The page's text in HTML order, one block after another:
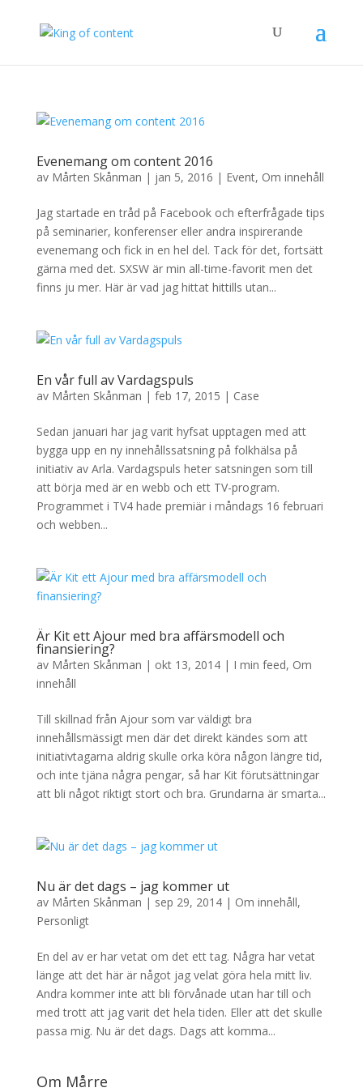
Evenemang om content 2016
av Mårten Skånman | jan 5, 2016 | Event, Om innehåll
Jag startade en tråd på Facebook och efterfrågade tips
på seminarier, konferenser eller andra inspirerande
evenemang och fick in en hel del. Tack för det, fortsätt
gärna med det. SXSW är min all-time-favorit men det
finns ju mer. Här är vad jag hittat hittills utan...
En vår full av Vardagspuls
av Mårten Skånman | feb 17, 2015 | Case
Sedan januari har jag varit hyfsat upptagen med att
bygga upp en ny innehållssatsning på folkhälsa på
initiativ av Arla. Vardagspuls heter satsningen som till
att börja med är en webb och ett TV-program.
Programmet i TV4 hade premiär i måndags 16 februari
och webben...
Är Kit ett Ajour med bra affärsmodell och
finansiering?
av Mårten Skånman | okt 13, 2014| I min feed, Om
innehåll
Till skillnad från Ajour som var väldigt bra
innehållsmässigt men där det direkt kändes som att
initiativtagarna aldrig skulle orka köra någon längre tid,
och inte tjäna några pengar, så har Kit förutsättningar
att bli något riktigt stort och bra. Grundarna är smarta...
Nu är det dags – jag kommer ut
av Mårten Skånman | sep 29, 2014| Om innehåll,
Personligt
En del av er har vetat om det ett tag. Några har vetat
länge att det här är något jag velat göra hela mitt liv.
Andra kommer inte att bli förvånade utan har till och
med trott att jag varit det hela tiden. Eller att det skulle
passa mig. Nu är det dags. Dags att komma...
Om Mårre